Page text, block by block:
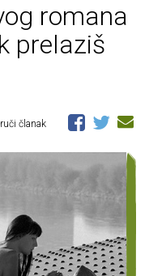
romana
prelaziš
članak